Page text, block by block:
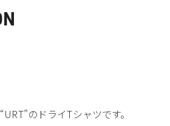
のドライTシャツです。